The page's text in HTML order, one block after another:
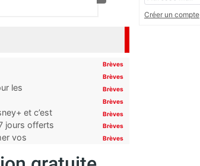
Brèves
Brèves
les
Brèves
Brèves
et c’est
Brèves
jours offerts Brèves
vos
Brèves
Créer un compte